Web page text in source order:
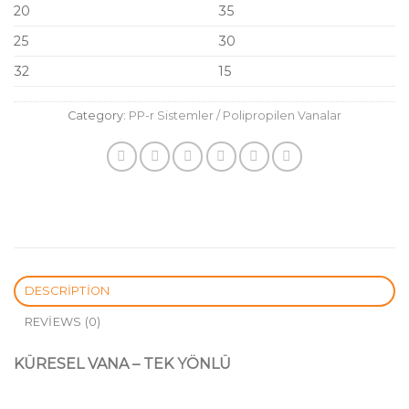
20
35
25
30
32
15
Category: PP-r Sistemler / Polipropilen Vanalar
DESCRIPTION
REVIEWS (0)
KÜRESEL VANA – TEK YÖNLÜ